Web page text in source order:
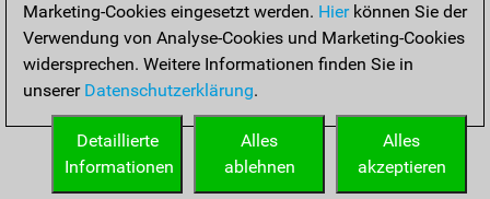
Marketing-Cookies eingesetzt werden. Hierkönnen Sie der
Verwendung von Analyse-Cookies und Marketing-Cookies
widersprechen. Weitere Informationen finden Sie in
unserer Datenschutzerklärung.
Alles
akzeptieren
Alles
ablehnen
Detaillierte
Informationen